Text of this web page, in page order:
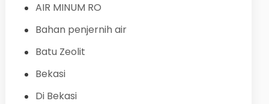
AIR MINUM RO
Bahan penjernih air
Batu Zeolit
Bekasi
Di Bekasi